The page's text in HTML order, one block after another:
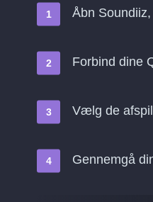
Åbn
Forbind dine
Vælg de
Gennemgå